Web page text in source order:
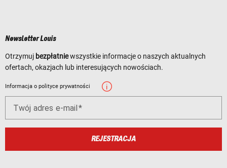
Newsletter Louis
Otrzymuj bezpłatniewszystkie informacje o naszych aktualnych
ofertach, okazjach lub interesujących nowościach.
Informacja o polityce prywatności
Twój adres e-mail
REJESTRACJA